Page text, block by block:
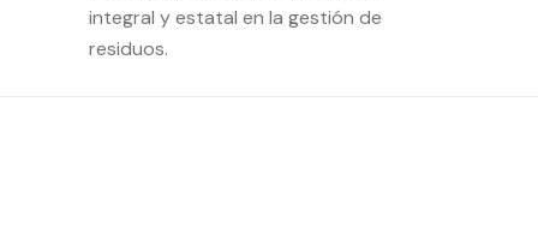
integral y estatal en la gestión de
residuos.